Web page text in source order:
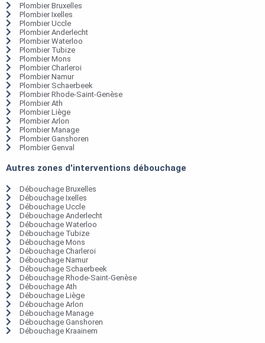
Plombier Bruxelles
Plombier Ixelles
Plombier Uccle
Plombier Anderlecht
Plombier Waterloo
Plombier Tubize
Plombier Mons
Plombier Charleroi
Plombier Namur
Plombier Schaerbeek
Plombier Rhode-Saint-Genèse
Plombier Ath
Plombier Liège
Plombier Arlon
Plombier Manage
Plombier Ganshoren
Plombier Genval
Autres zones d'interventions débouchage
Débouchage Bruxelles
Débouchage Ixelles
Débouchage Uccle
Débouchage Anderlecht
Débouchage Waterloo
Débouchage Tubize
Débouchage Mons
Débouchage Charleroi
Débouchage Namur
Débouchage Schaerbeek
Débouchage Rhode-Saint-Genèse
Débouchage Ath
Débouchage Liège
Débouchage Arlon
Débouchage Manage
Débouchage Ganshoren
Débouchage Kraainem